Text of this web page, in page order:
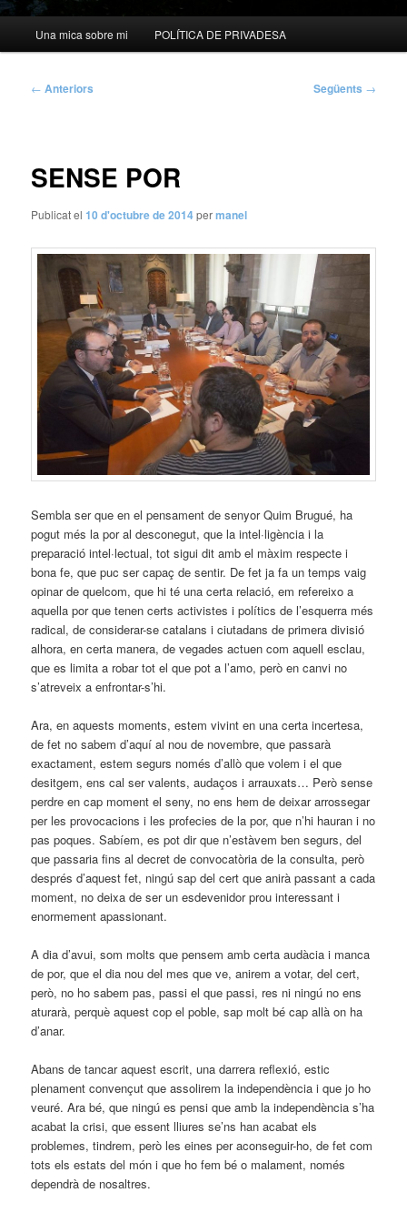
Una mica sobre mi POLÍTICA DE PRIVADESA
Navegació
← Anteriors Següents →
SENSE POR
Publicat el10 d'octubre de 2014permanel
Sembla ser que en el pensament de senyor Quim Brugué, ha
pogut més la por al desconegut, que la intel·ligència i la
preparació intel·lectual, tot sigui dit amb el màxim respecte i
bona fe, que puc ser capaç de sentir. De fet ja fa un temps vaig
opinar de quelcom, que hi té una certa relació, em refereixo a
aquella por que tenen certs activistes i polítics de l’esquerra més
radical, de considerar-se catalans i ciutadans de primera divisió
alhora, en certa manera, de vegades actuen com aquell esclau,
que es limita a robar tot el que pot a l’amo, però en canvi no
s’atreveix a enfrontar-s’hi.
Ara, en aquests moments, estem vivint en una certa incertesa,
de fet no sabem d’aquí al nou de novembre, que passarà
exactament, estem segurs només d’allò que volem i el que
desitgem, ens cal ser valents, audaços i arrauxats… Però sense
perdre en cap moment el seny, no ens hem de deixar arrossegar
per les provocacions i les profecies de la por, que n’hi hauran i no
pas poques. Sabíem, es pot dir que n’estàvem ben segurs, del
que passaria fins al decret de convocatòria de la consulta, però
després d’aquest fet, ningú sap del cert que anirà passant a cada
moment, no deixa de ser un esdevenidor prou interessant i
enormement apassionant.
A dia d’avui, som molts que pensem amb certa audàcia i manca
de por, que el dia nou del mes que ve, anirem a votar, del cert,
però, no ho sabem pas, passi el que passi, res ni ningú no ens
aturarà, perquè aquest cop el poble, sap molt bé cap allà on ha
d’anar.
Abans de tancar aquest escrit, una darrera reflexió, estic
plenament convençut que assolirem la independència i que jo ho
veuré. Ara bé, que ningú es pensi que amb la independència s’ha
acabat la crisi, que essent lliures se’ns han acabat els
problemes, tindrem, però les eines per aconseguir-ho, de fet com
tots els estats del món i que ho fem bé o malament, només
dependrà de nosaltres.